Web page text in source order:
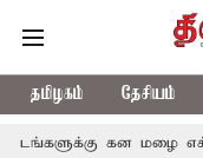
தமிழகம் தேசியம்
கன மழை எச்சரிக்கை